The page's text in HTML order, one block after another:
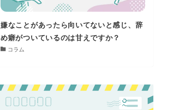
嫌なことがあったら向いてないと感じ、辞
め癖がついているのは甘えですか？
コラム